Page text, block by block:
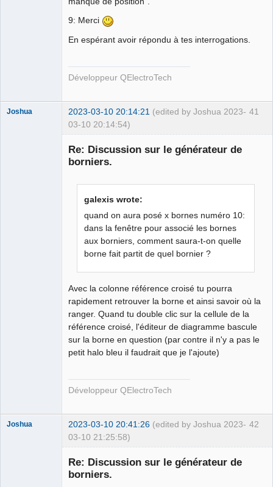
9: Merci
En espérant avoir répondu à tes interrogations.
Développeur QElectroTech
41
Joshua 2023-03-10 20:14:21 (edited by Joshua 2023-
03-10 20:14:54)
Re: Discussion sur le générateur de
borniers.
galexis wrote:
quand on aura posé x bornes numéro 10:
dans la fenêtre pour associé les bornes
aux borniers, comment saura-t-on quelle
borne fait partit de quel bornier ?
Avec la colonne référence croisé tu pourra
rapidement retrouver la borne et ainsi savoir où la
ranger. Quand tu double clic sur la cellule de la
référence croisé, l'éditeur de diagramme bascule
sur la borne en question (par contre il n'y a pas le
petit halo bleu il faudrait que je l'ajoute)
Développeur QElectroTech
42
Joshua 2023-03-10 20:41:26 (edited by Joshua 2023-
03-10 21:25:58)
Re: Discussion sur le générateur de
borniers.